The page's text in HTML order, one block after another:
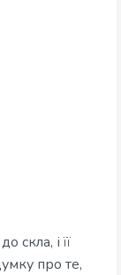
скла, і її
про те,